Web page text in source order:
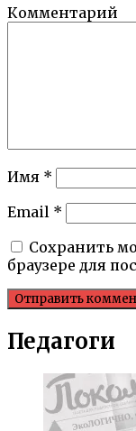
Комментарий
Имя *
Email *
Сохранить
браузере для
Педагоги